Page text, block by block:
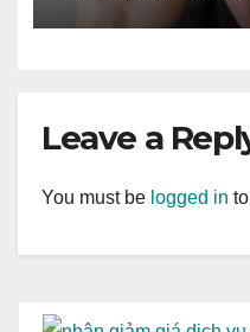
Leave a
You must be logged in